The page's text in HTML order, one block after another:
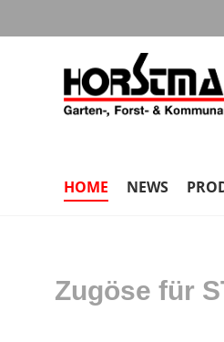
HOME NEWS
Zugöse für